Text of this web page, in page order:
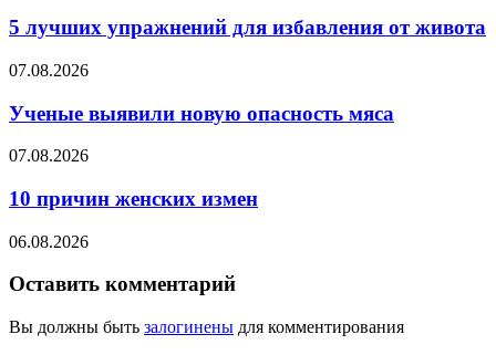
5 лучших упражнений для избавления от живота
07.08.2026
Ученые выявили новую опасность мяса
07.08.2026
10 причин женских измен
06.08.2026
Оставить комментарий
Вы должны быть залогинены для комментирования